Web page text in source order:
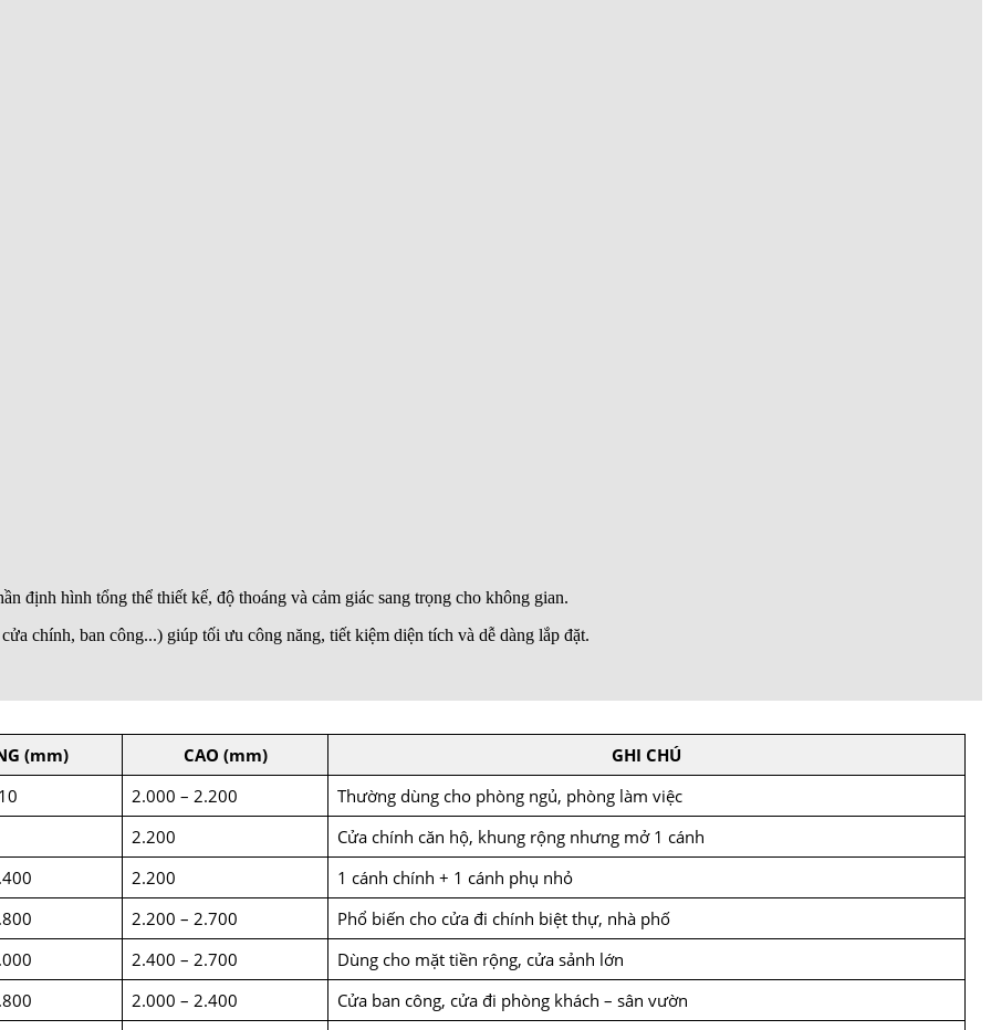
định hình tổng thể thiết kế, độ thoáng và cảm giác sang trọng cho không gian.
chính, ban công...) giúp tối ưu công năng, tiết kiệm diện tích và dễ dàng lắp đặt.
(mm) CAO (mm)
GHI CHÚ
2.000 – 2.200
Thường dùng cho phòng ngủ, phòng làm việc
2.200
Cửa chính căn hộ, khung rộng nhưng mở 1 cánh
2.200
1 cánh chính + 1 cánh phụ nhỏ
2.200 – 2.700
Phổ biến cho cửa đi chính biệt thự, nhà phố
2.400 – 2.700
Dùng cho mặt tiền rộng, cửa sảnh lớn
2.000 – 2.400 Cửa ban công, cửa đi phòng khách – sân vườn